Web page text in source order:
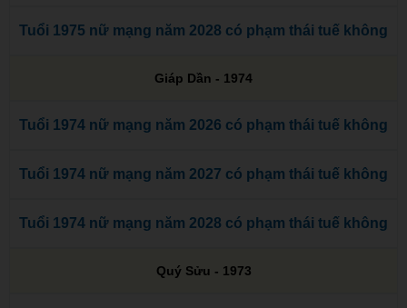
Tuổi 1975 nữ mạng năm 2028 có phạm thái tuế không
Giáp Dần - 1974
Tuổi 1974 nữ mạng năm 2026 có phạm thái tuế không
Tuổi 1974 nữ mạng năm 2027 có phạm thái tuế không
Tuổi 1974 nữ mạng năm 2028 có phạm thái tuế không
Quý Sửu - 1973